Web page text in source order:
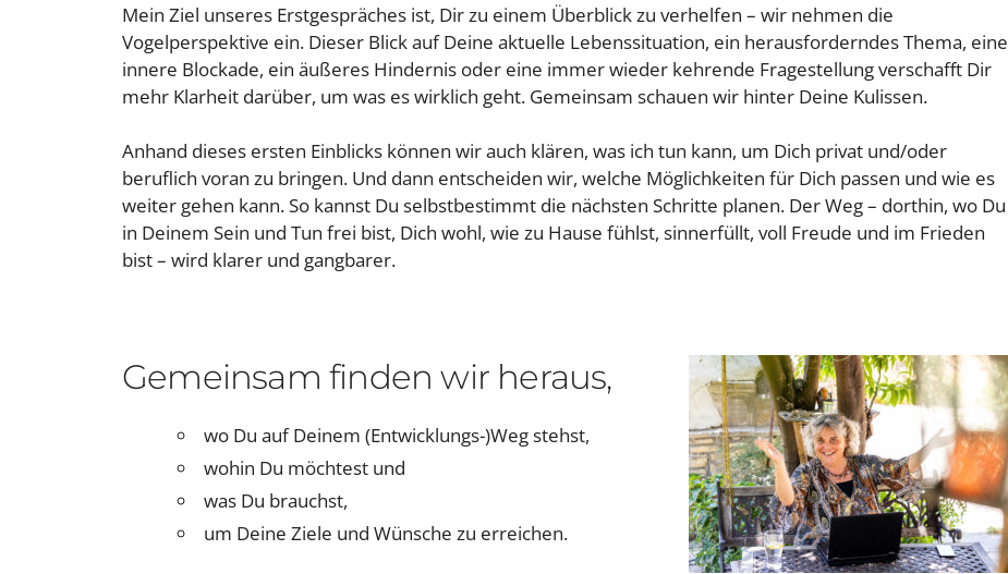
Mein Ziel unseres Erstgespräches ist, Dir zu einem Überblick zu verhelfen – wir nehmen die
Vogelperspektive ein. Dieser Blick auf Deine aktuelle Lebenssituation, ein herausforderndes Thema, eine
innere Blockade, ein äußeres Hindernis oder eine immer wieder kehrende Fragestellung verschafft Dir
mehr Klarheit darüber, um was es wirklich geht. Gemeinsam schauen wir hinter Deine Kulissen.
Anhand dieses ersten Einblicks können wir auch klären, was ich tun kann, um Dich privat und/oder
beruflich voran zu bringen. Und dann entscheiden wir, welche Möglichkeiten für Dich passen und wie es
weiter gehen kann. So kannst Du selbstbestimmt die nächsten Schritte planen. Der Weg – dorthin, wo Du
in Deinem Sein und Tun frei bist, Dich wohl, wie zu Hause fühlst, sinnerfüllt, voll Freude und im Frieden
bist – wird klarer und gangbarer.
Gemeinsam finden wir heraus,
wo Du auf Deinem (Entwicklungs-)Weg stehst,
wohin Du möchtest und
was Du brauchst,
um Deine Ziele und Wünsche zu erreichen.